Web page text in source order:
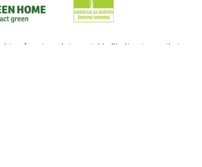
izrađena je u okviru projekta “Kartiranje, monitoring